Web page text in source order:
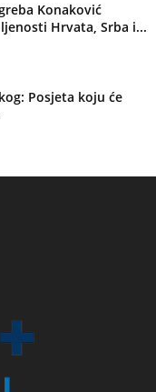
Konaković
Hrvata, Srba i...
Posjeta koju će